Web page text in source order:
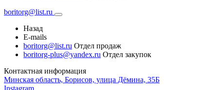
boritorg@list.ru
Назад
E-mails
boritorg@list.ru Отдел продаж
boritorg-plus@yandex.ru Отдел закупок
Контактная информация
Минская область, Борисов, улица Дёмина, 35Б
Instagram